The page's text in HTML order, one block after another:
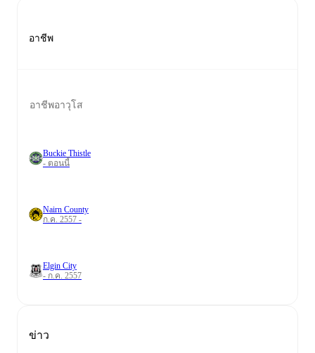
อาชีพ
อาชีพอาวุโส
Buckie Thistle
- ตอนนี้
Nairn County
ก.ค. 2557 -
Elgin City
- ก.ค. 2557
ข่าว